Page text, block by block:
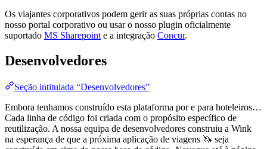
Os viajantes corporativos podem gerir as suas próprias contas no
nosso portal corporativo ou usar o nosso plugin oficialmente
suportado MS Sharepoint e a integração Concur.
Desenvolvedores
Seção intitulada “Desenvolvedores”
Embora tenhamos construído esta plataforma por e para hoteleiros…
Cada linha de código foi criada com o propósito específico de
reutilização. A nossa equipa de desenvolvedores construiu a Wink
na esperança de que a próxima aplicação de viagens 🦄 seja